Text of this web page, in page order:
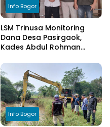
Info Bogor
LSM Trinusa Monitoring
Dana Desa Pasirgaok,
Kades Abdul Rohman
Transparansi Pengelolaan
Anggaran
Info Bogor